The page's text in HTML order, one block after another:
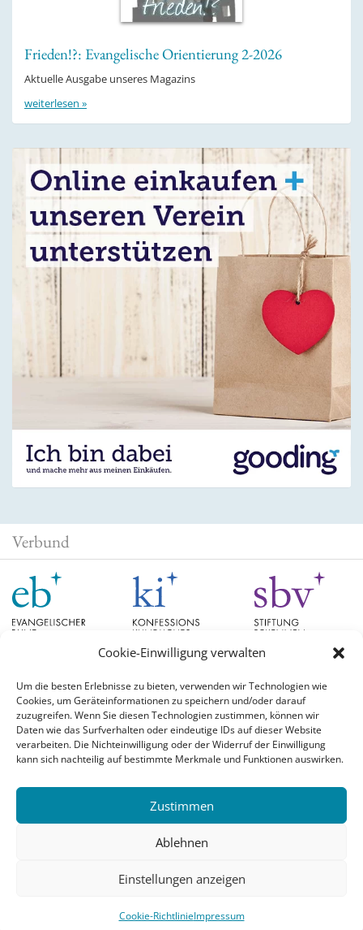
Cookie-Einwilligung verwalten
Um die besten Erlebnisse zu bieten, verwenden wir Technologien wie
Cookies, um Geräteinformationen zu speichern und/oder darauf
zuzugreifen. Wenn Sie diesen Technologien zustimmen, können wir
Daten wie das Surfverhalten oder eindeutige IDs auf dieser Website
verarbeiten. Die Nichteinwilligung oder der Widerruf der Einwilligung
kann sich nachteilig auf bestimmte Merkmale und Funktionen auswirken.
Zustimmen
Ablehnen
Einstellungen anzeigen
Cookie-RichtlinieImpressum
Frieden!?: Evangelische Orientierung 2-2026
Aktuelle Ausgabe unseres Magazins
weiterlesen »
Verbund
Schlagwörter
#aufgetischt Christian Schad Diskussion EB Bayern EB Hessen Evangelische
konfessionskundliches Institut
Monatsspruch Orthodoxie Reformation römisch-katholische Kirche Theologie
Ukraine Ökumene
© 2026 Evangelischer Bund |